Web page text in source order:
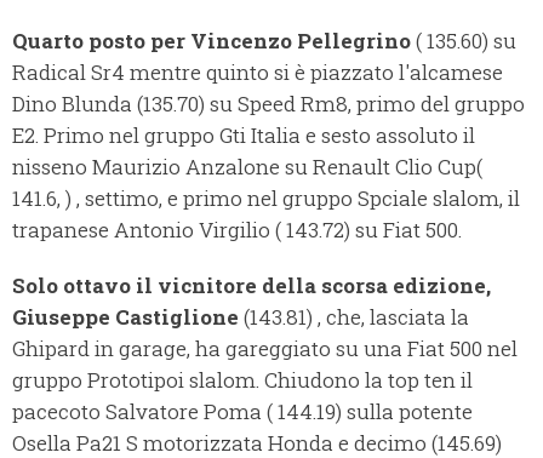
Quarto posto per Vincenzo Pellegrino( 135.60) su
Radical Sr4 mentre quinto si è piazzato l'alcamese
Dino Blunda (135.70) su Speed Rm8, primo del gruppo
E2. Primo nel gruppo Gti Italia e sesto assoluto il
nisseno Maurizio Anzalone su Renault Clio Cup(
141.6, ) , settimo, e primo nel gruppo Spciale slalom, il
trapanese Antonio Virgilio ( 143.72) su Fiat 500.
Solo ottavo il vicnitore della scorsa edizione,
Giuseppe Castiglione (143.81) , che, lasciata la
Ghipard in garage, ha gareggiato su una Fiat 500 nel
gruppo Prototipoi slalom. Chiudono la top ten il
pacecoto Salvatore Poma ( 144.19) sulla potente
Osella Pa21 S motorizzata Honda e decimo (145.69)